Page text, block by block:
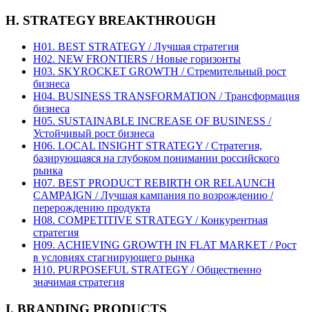
H. STRATEGY BREAKTHROUGH
H01. BEST STRATEGY / Лучшая стратегия
H02. NEW FRONTIERS / Новые горизонты
H03. SKYROCKET GROWTH / Стремительный рост
бизнеса
H04. BUSINESS TRANSFORMATION / Трансформация
бизнеса
H05. SUSTAINABLE INCREASE OF BUSINESS /
Устойчивый рост бизнеса
H06. LOCAL INSIGHT STRATEGY / Стратегия,
базирующаяся на глубоком понимании российского
рынка
H07. BEST PRODUCT REBIRTH OR RELAUNCH
CAMPAIGN / Лучшая кампания по возрождению /
перерождению продукта
H08. COMPETITIVE STRATEGY / Конкурентная
стратегия
H09. ACHIEVING GROWTH IN FLAT MARKET / Рост
в условиях стагнирующего рынка
H10. PURPOSEFUL STRATEGY / Общественно
значимая стратегия
I. BRANDING PRODUCTS